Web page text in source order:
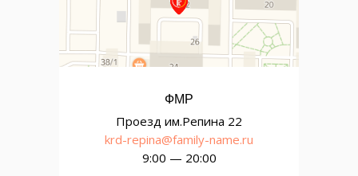
Проезд им.Репина 22
krd-repina@family-name.ru
9:00 — 20:00
ФМР